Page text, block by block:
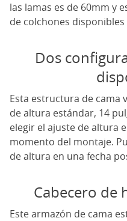
las lamas es de 60mm y
de colchones
Dos
Esta estructura de cama
de altura estándar, 14
elegir el ajuste de altura
momento del montaje.
de altura en una fecha
Cabecero de
Este armazón de cama